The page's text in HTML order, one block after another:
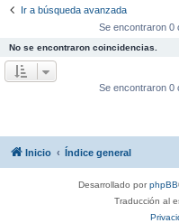
Ir a búsqueda avanzada
Se encontraron 0
No se encontraron coincidencias.
Se encontraron 0
Inicio Índice general
Desarrollado porphpBB
Traducción al